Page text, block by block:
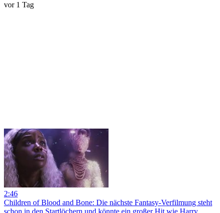
vor 1 Tag
2:46
Children of Blood and Bone: Die nächste Fantasy-Verfilmung steht